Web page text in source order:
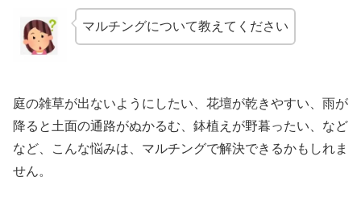
マルチングについて教えてください
庭の雑草が出ないようにしたい、花壇が乾きやすい、雨が
降ると土面の通路がぬかるむ、鉢植えが野暮ったい、など
など、こんな悩みは、マルチングで解決できるかもしれま
せん。